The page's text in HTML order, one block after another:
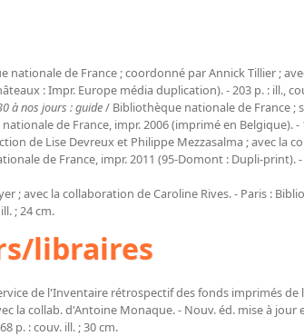
nationale de France ; coordonné par Annick Tillier ;
: Impr. Europe média duplication). - 203 p. : ill.,
à nos jours : guide/ Bibliothèque nationale de France ;
de France, impr. 2006 (imprimé en Belgique). -
de Lise Devreux et Philippe Mezzasalma ; avec la
de France, impr. 2011 (95-Domont : Dupli-print). -
; avec la collaboration de Caroline Rives. - Paris :
; 24 cm.
libraires
de l'Inventaire rétrospectif des fonds imprimés
la collab. d'Antoine Monaque. - Nouv. éd. mise à
p. : couv. ill. ; 30 cm.